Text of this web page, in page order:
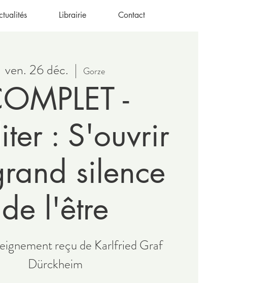
Librairie Contact
ven. 26 déc.
  |
Gorze
-
: S'ouvrir
silence
de l'être
reçu de Karlfried Graf
Dürckheim